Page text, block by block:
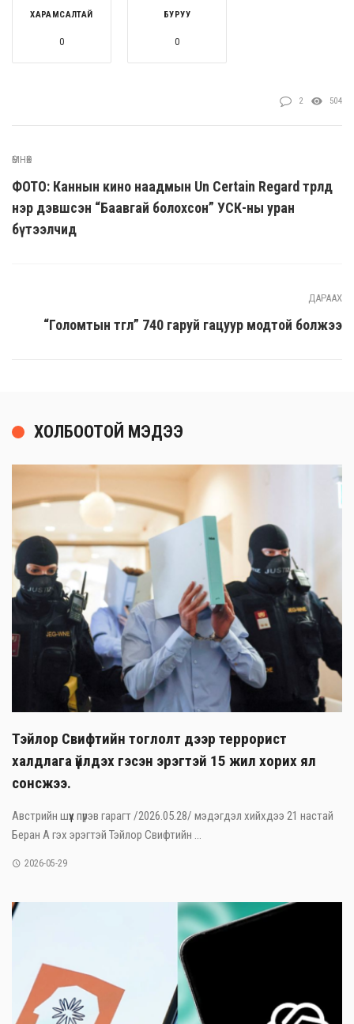
ХАРАМСАЛТАЙ
0
БУРУУ
0
2 504
ӨМНӨХ
ФОТО: Каннын кино наадмын Un Certain Regard төрөлд
нэр дэвшсэн “Баавгай болохсон” УСК-ны уран
бүтээлчид
ДАРААХ
“Голомтын төгөл” 740 гаруй гацуур модтой болжээ
ХОЛБООТОЙ МЭДЭЭ
Тэйлор Свифтийн тоглолт дээр террорист
халдлага үйлдэх гэсэн эрэгтэй 15 жил хорих ял
сонсжээ.
Австрийн шүүх пүрэв гарагт /2026.05.28/ мэдэгдэл хийхдээ 21 настай
Беран А гэх эрэгтэй Тэйлор Свифтийн ...
2026-05-29